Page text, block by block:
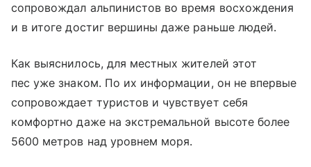
сопровождал альпинистов во время восхождения
и в итоге достиг вершины даже раньше людей.
Как выяснилось, для местных жителей этот
пес уже знаком. По их информации, он не впервые
сопровождает туристов и чувствует себя
комфортно даже на экстремальной высоте более
5600 метров над уровнем моря.